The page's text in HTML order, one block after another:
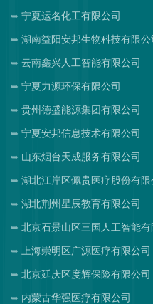
宁夏运名化工有限公司
湖南益阳安邦生物科技有限公
云南鑫兴人工智能有限公司
宁夏力源环保有限公司
贵州德盛能源集团有限公司
宁夏安邦信息技术有限公司
山东烟台天成服务有限公司
湖北江岸区佩贵医疗股份有限
湖北荆州星辰教育有限公司
北京石景山区三国人工智能有
上海崇明区广源医疗有限公司
北京延庆区度辉保险有限公司
内蒙古华强医疗有限公司